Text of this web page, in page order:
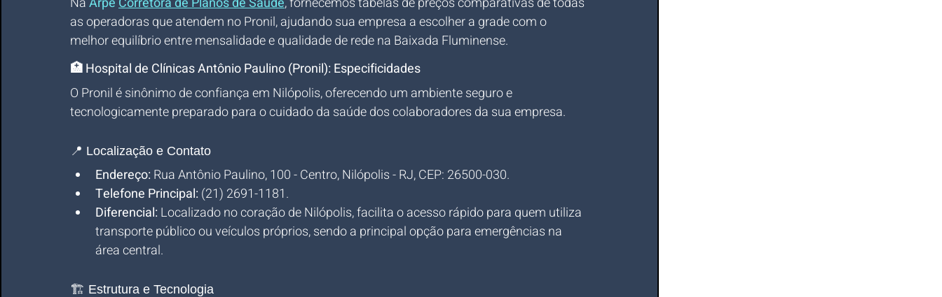
as operadoras que atendem no Pronil, ajudando sua empresa a escolher a grade com o
melhor equilíbrio entre mensalidade e qualidade de rede na Baixada Fluminense.
🏥 Hospital de Clínicas Antônio Paulino (Pronil): Especificidades
O Pronil é sinônimo de confiança em Nilópolis, oferecendo um ambiente seguro e
tecnologicamente preparado para o cuidado da saúde dos colaboradores da sua empresa.
📍 Localização e Contato
Endereço: Rua Antônio Paulino, 100 - Centro, Nilópolis - RJ, CEP: 26500-030.
Telefone Principal: (21) 2691-1181.
Diferencial: Localizado no coração de Nilópolis, facilita o acesso rápido para quem utiliza
transporte público ou veículos próprios, sendo a principal opção para emergências na
área central.
🏗️ Estrutura e Tecnologia